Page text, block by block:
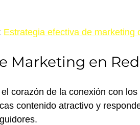
Estrategia efectiva de marketing
Marketing en
corazón de la conexión con
contenido atractivo y